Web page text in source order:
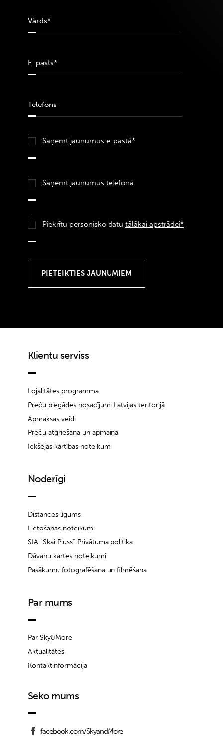
Saņemt jaunumus e-pastā*
Saņemt jaunumus telefonā
Piekrītu personisko datu tālākai apstrādei*
Klientu serviss
Lojalitātes programma
Preču piegādes nosacījumi Latvijas teritorijā
Apmaksas veidi
Preču atgriešana un apmaiņa
Iekšējās kārtības noteikumi
Noderīgi
Distances līgums
Lietošanas noteikumi
SIA “Skai Pluss” Privātuma politika
Dāvanu kartes noteikumi
Pasākumu fotografēšana un filmēšana
Par mums
Par Sky&More
Aktualitātes
Kontaktinformācija
Seko mums
facebook.com/SkyandMore